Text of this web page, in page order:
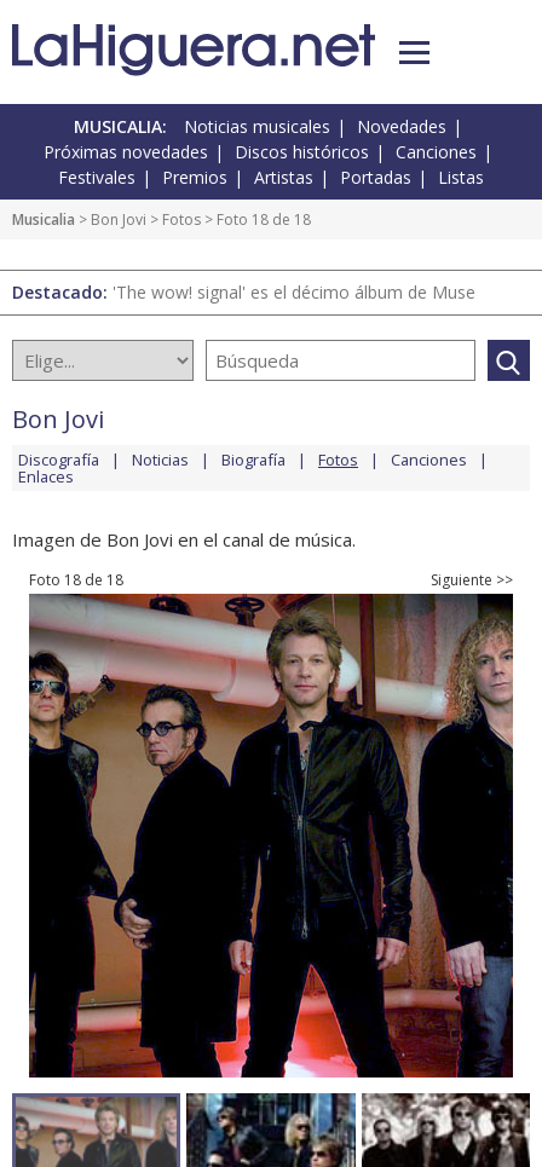
MUSICALIA: Noticias musicales
Novedades
Próximas novedades
Discos históricos
Canciones
Festivales
Premios Artistas Portadas Listas
Musicalia > Bon Jovi > Fotos > Foto 18 de 18
Destacado: 'The wow! signal' es el décimo álbum de Muse
Bon Jovi
Discografía Noticias Biografía Fotos Canciones
Enlaces
Imagen de Bon Jovi en el canal de música.
Foto 18 de 18 Siguiente >>